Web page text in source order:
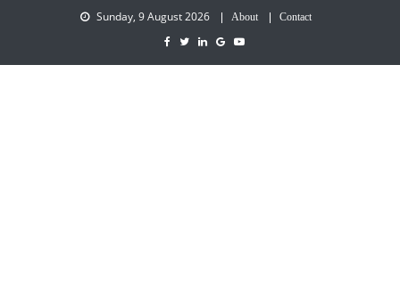
Sunday, 9 August 2026 About Contact